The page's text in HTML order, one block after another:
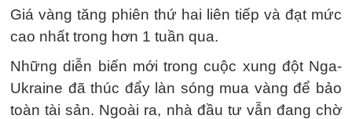
Giá vàng tăng phiên thứ hai liên tiếp và đạt mức
cao nhất trong hơn 1 tuần qua.
Những diễn biến mới trong cuộc xung đột Nga-
Ukraine đã thúc đẩy làn sóng mua vàng để bảo
toàn tài sản. Ngoài ra, nhà đầu tư vẫn đang chờ